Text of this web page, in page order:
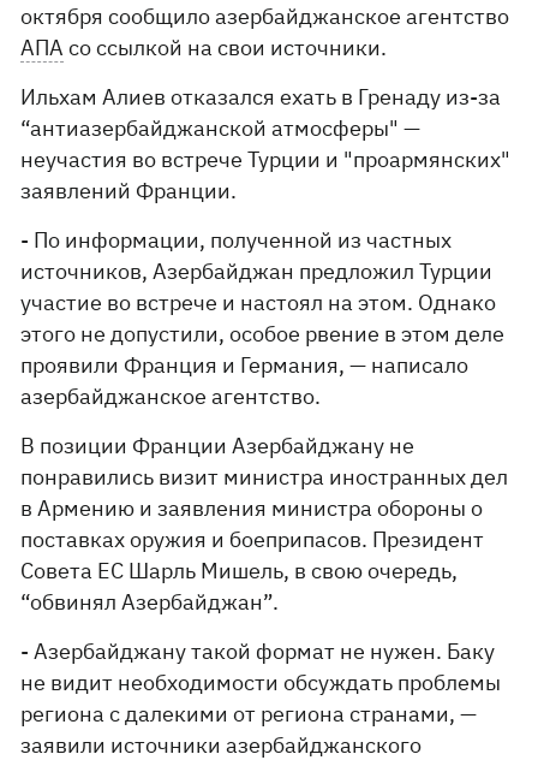
октября сообщило азербайджанское агентство
АПА со ссылкой на свои источники.
Ильхам Алиев отказался ехать в Гренаду из-за
“антиазербайджанской атмосферы" —
неучастия во встрече Турции и "проармянских"
заявлений Франции.
- По информации, полученной из частных
источников, Азербайджан предложил Турции
участие во встрече и настоял на этом. Однако
этого не допустили, особое рвение в этом деле
проявили Франция и Германия, — написало
азербайджанское агентство.
В позиции Франции Азербайджану не
понравились визит министра иностранных дел
в Армению и заявления министра обороны о
поставках оружия и боеприпасов. Президент
Совета ЕС Шарль Мишель, в свою очередь,
“обвинял Азербайджан”.
- Азербайджану такой формат не нужен. Баку
не видит необходимости обсуждать проблемы
региона с далекими от региона странами, —
заявили источники азербайджанского